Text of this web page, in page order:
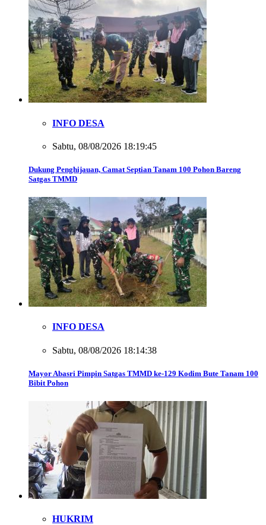
INFO DESA
Sabtu, 08/08/2026 18:19:45
Dukung Penghijauan, Camat Septian Tanam 100 Pohon Bareng
Satgas TMMD
INFO DESA
Sabtu, 08/08/2026 18:14:38
Mayor Abasri Pimpin Satgas TMMD ke-129 Kodim Bute Tanam 100
Bibit Pohon
HUKRIM